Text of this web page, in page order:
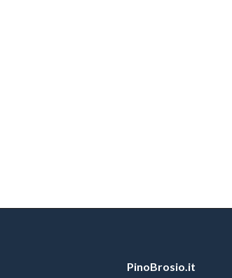
PinoBrosio.it